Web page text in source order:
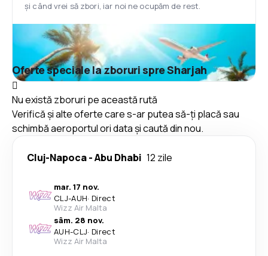
și când vrei să zbori, iar noi ne ocupăm de rest.
Oferte speciale la zboruri spre Sharjah
Nu există zboruri pe această rută
Verifică și alte oferte care s-ar putea să-ți placă sau
schimbă aeroportul ori data și caută din nou.
Cluj-Napoca-Abu Dhabi 12 zile
mar. 17 nov.
CLJ-AUH· Direct
Wizz Air Malta
sâm. 28 nov.
AUH-CLJ· Direct
Wizz Air Malta